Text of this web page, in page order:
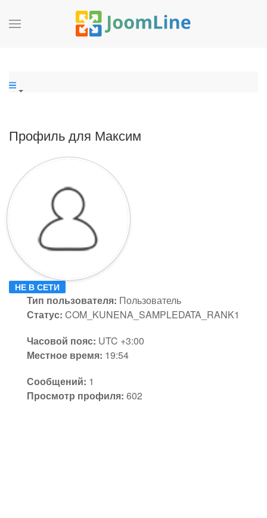
Профиль для Максим
НЕ В СЕТИ
Тип пользователя: Пользователь
Статус: COM_KUNENA_SAMPLEDATA_RANK1
Часовой пояс: UTC +3:00
Местное время: 19:54
Сообщений: 1
Просмотр профиля: 602